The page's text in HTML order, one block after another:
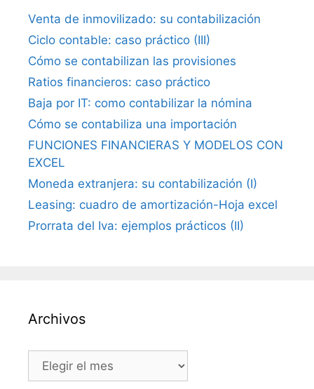
Venta de inmovilizado: su contabilización
Ciclo contable: caso práctico (III)
Cómo se contabilizan las provisiones
Ratios financieros: caso práctico
Baja por IT: como contabilizar la nómina
Cómo se contabiliza una importación
FUNCIONES FINANCIERAS Y MODELOS CON
EXCEL
Moneda extranjera: su contabilización (I)
Leasing: cuadro de amortización-Hoja excel
Prorrata del Iva: ejemplos prácticos (II)
Archivos
Archivos